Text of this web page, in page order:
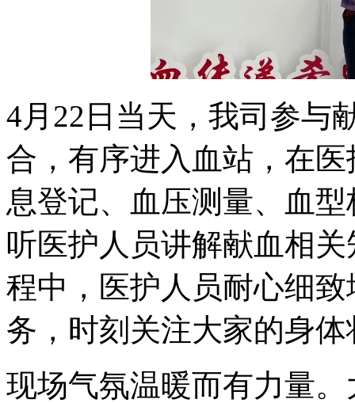
4月22日当天，我司参与
合，有序进入血站，在
息登记、血压测量、血
听医护人员讲解献血相
程中，医护人员耐心细
务，时刻关注大家的身
现场气氛温暖而有力量